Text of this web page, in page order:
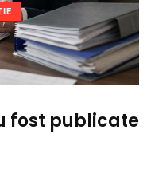
fost publicate